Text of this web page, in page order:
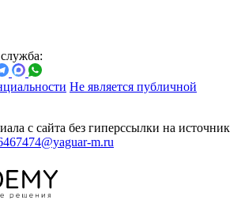
Не является публичной
с сайта без гиперссылки на источник
m.ru